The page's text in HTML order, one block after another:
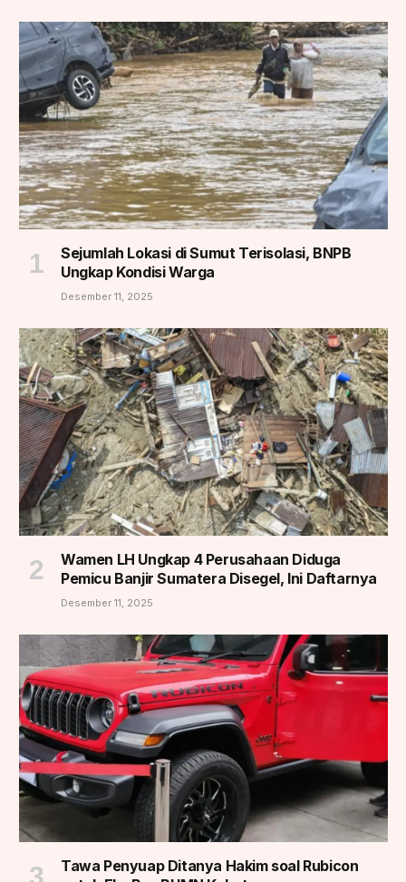
Sejumlah Lokasi di Sumut Terisolasi, BNPB
Ungkap Kondisi Warga
Desember 11, 2025
Wamen LH Ungkap 4 Perusahaan Diduga
Pemicu Banjir Sumatera Disegel, Ini Daftarnya
Desember 11, 2025
Tawa Penyuap Ditanya Hakim soal Rubicon